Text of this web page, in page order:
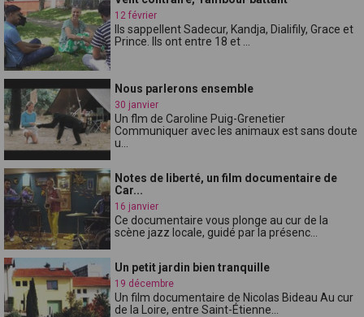
12 février
Ils sappellent Sadecur, Kandja, Dialifily, Grace et
Prince. Ils ont entre 18 et ...
Nous parlerons ensemble
30 janvier
Un flm de Caroline Puig-Grenetier
Communiquer avec les animaux est sans doute
u...
Notes de liberté, un film documentaire de
Car...
16 janvier
Ce documentaire vous plonge au cur de la
scène jazz locale, guidé par la présenc...
Un petit jardin bien tranquille
19 décembre
Un film documentaire de Nicolas Bideau Au cur
de la Loire, entre Saint-Étienne...